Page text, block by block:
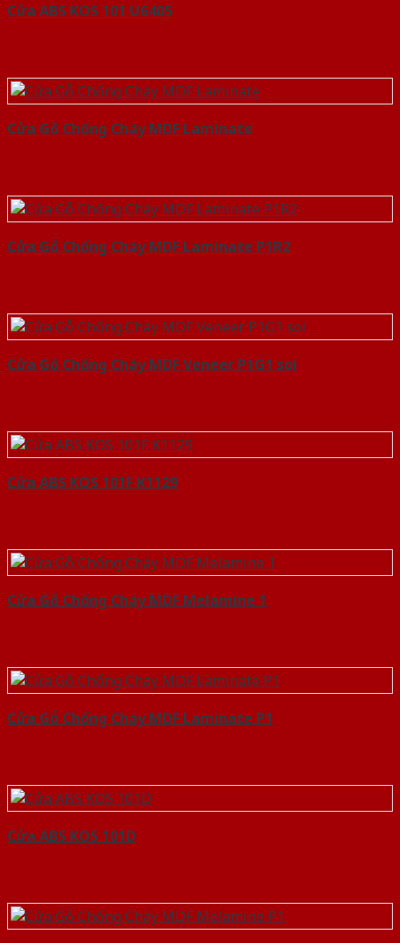
Cửa ABS KOS 101 U6405
Cửa Gỗ Chống Cháy MDF Laminate
Cửa Gỗ Chống Cháy MDF Laminate P1R2
Cửa Gỗ Chống Cháy MDF Veneer P1G1 soi
Cửa ABS KOS 101F K1129
Cửa Gỗ Chống Cháy MDF Melamine 1
Cửa Gỗ Chống Cháy MDF Laminate P1
Cửa ABS KOS 101D